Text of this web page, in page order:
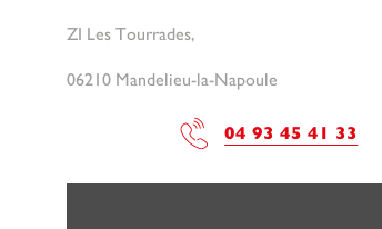
ZI Les Tourrades,
06210 Mandelieu-la-Napoule
04 93 45 41 33